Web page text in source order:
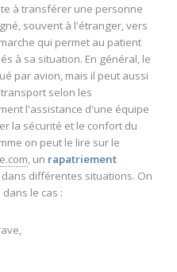
à transférer une personne
souvent à l'étranger, vers
qui permet au patient
à sa situation. En général, le
par avion, mais il peut aussi
selon les
l'assistance d'une équipe
la sécurité et le confort du
on peut le lire sur le
, un rapatriement
différentes situations. On
le cas :